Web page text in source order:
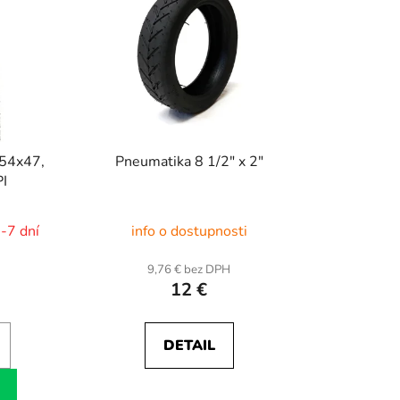
7 dní
Pneumatika 8 1/2" x 2"
info o dostupnosti
9,76 € bez DPH
12 €
DETAIL